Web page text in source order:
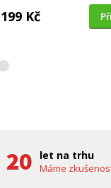
199 Kč
Extol Craft (99130),
let na trhu
Máme